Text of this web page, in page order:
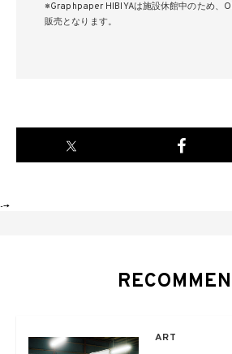
※Graphpaper HIBIYAは施設休館中のため、
販売となります。
-->
ART